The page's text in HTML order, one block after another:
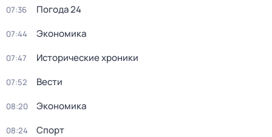
07:36 Погода 24
07:44 Экономика
07:47 Исторические хроники
07:52 Вести
08:20 Экономика
08:24 Спорт